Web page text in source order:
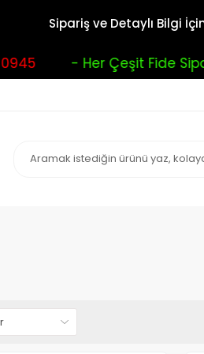
Sipariş ve Detaylı Bilgi
- Her Çeşit Fide Siparişi